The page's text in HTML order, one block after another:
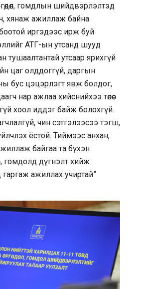
гомдлын шийдвэрлэлтэд
хянаж ажиллаж байна.
иргэдээс ирж буй
АТГ-ын утсанд шууд
тушаалтантай утсаар ярихгүй
цаг олддоггүй, даргын
бус цэцэрлэгт явж болдог,
нар ажлаа хийснийхээ төлөө
хоол иддэг байж болохгүй.
чин сэтгэлээсээ тэгш,
ёстой. Тиймээс анхан,
байгаа та бүхэн
гомдолд дүгнэлт хийж
ажиллах учиртай”